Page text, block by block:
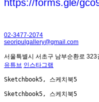
https://forms.gle/
02-3477-2074
seoripulgallery@gmail.com
서울특별시 서초구 남부순환로
유튜브 인스타그램
Sketchbook5, 스케치북5
Sketchbook5, 스케치북5